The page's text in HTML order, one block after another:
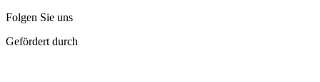
Folgen Sie uns
Gefördert durch